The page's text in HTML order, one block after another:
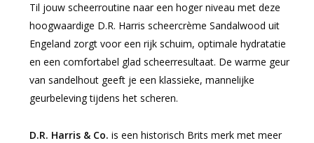
Til jouw scheerroutine naar een hoger niveau met deze
hoogwaardige D.R. Harris scheercrème Sandalwood uit
Engeland zorgt voor een rijk schuim, optimale hydratatie
en een comfortabel glad scheerresultaat. De warme geur
van sandelhout geeft je een klassieke, mannelijke
geurbeleving tijdens het scheren.
D.R. Harris & Co. is een historisch Brits merk met meer